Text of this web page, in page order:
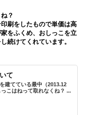
？
刷をしたもので単価は高
をふくめ、おしっこを立
続けてくれています。
て
建てている最中（2013.12
こはねって取れなくね？ ...